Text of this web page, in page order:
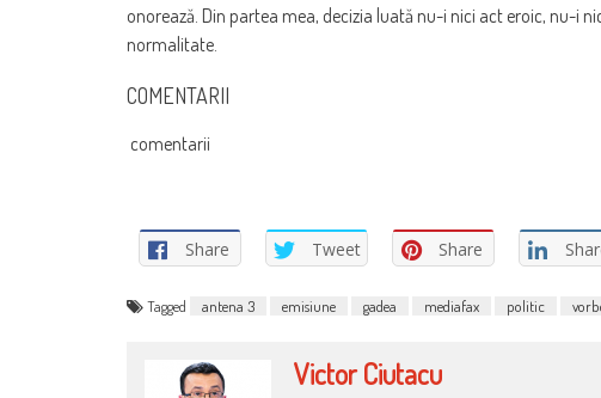
onorează. Din partea mea, decizia luată nu-i nici act eroic, nu-i
normalitate.
COMENTARII
comentarii
Share Tweet Share
Tagged antena 3 emisiune gadea mediafax politic
Victor Ciutacu